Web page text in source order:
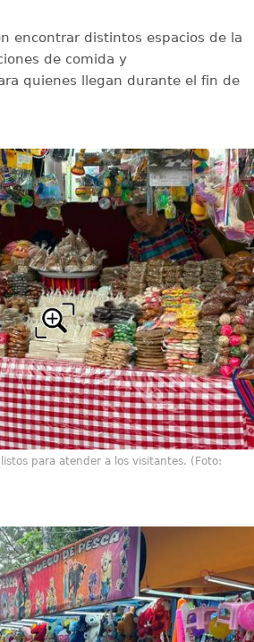
encontrar distintos espacios de la
de comida y
quienes llegan durante el fin de
para atender a los visitantes. (Foto: